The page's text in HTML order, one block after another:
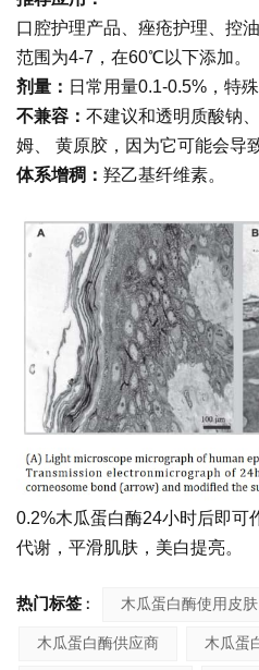
口腔护理产品、痤疮护理、控
范围为4-7，在60℃以下添加。
剂量： 日常用量0.1-0.5%，特
不兼容： 不建议和透明质酸钠
姆、
黄原胶，因为它可能会导
体系增稠： 羟乙基纤维素。
0.2%木瓜蛋白酶24小时后即可
代谢，平滑肌肤，美白提亮。
热门标签 : 木瓜蛋白酶使用皮肤
木瓜蛋白酶供应商
木瓜蛋